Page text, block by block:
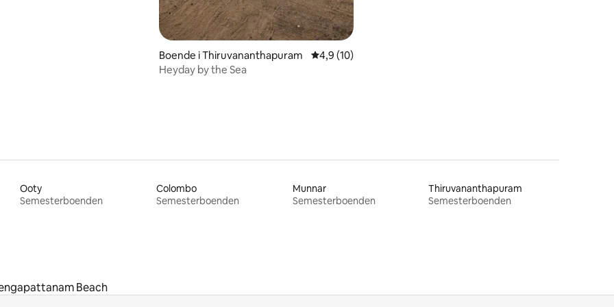
Boende i Thiruvananthapuram 4,9 av 5 i genomsnittligt betyg, 10 omdömen
4,9 (10)
Heyday by the Sea
Ooty
Semesterboenden
Colombo
Semesterboenden
Munnar
Semesterboenden
Thiruvananthapuram
Semesterboenden
Beach